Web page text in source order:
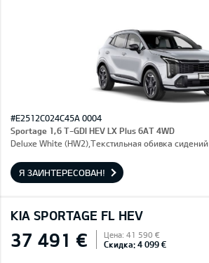
#E2512C024C45A 0004
Sportage 1,6 T-GDI HEV LX Plus 6AT 4WD
Deluxe White (HW2),Текстильная обивка сидений
Я ЗАИНТЕРЕСОВАН!
KIA SPORTAGE FL HEV
37 491 € Цена: 41 590 €
Скидка: 4 099 €